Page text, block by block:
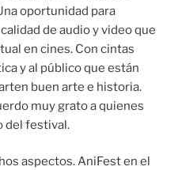
oportunidad para
de audio y video que
en cines. Con cintas
y al público que están
buen arte e historia.
muy grato a quienes
del festival.
aspectos. AniFest en el